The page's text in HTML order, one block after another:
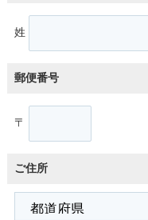
姓
郵便番号
〒
ご住所